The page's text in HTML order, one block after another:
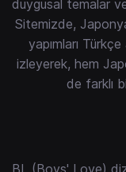
duygusal temalar ve
Sitemizde,
yapımları
izleyerek, hem
de farklı